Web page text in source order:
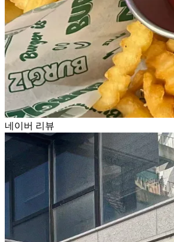
네이버 리뷰